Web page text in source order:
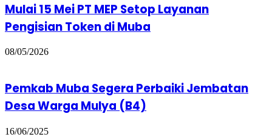
Mulai 15 Mei PT MEP Setop Layanan
Pengisian Token di Muba
08/05/2026
Pemkab Muba Segera Perbaiki Jembatan
Desa Warga Mulya (B4)
16/06/2025